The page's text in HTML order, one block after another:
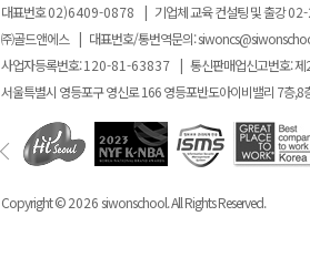
대표번호02)6409-0878 | 기업체 교육 컨설팅 및 출강
㈜골드앤에스 | 대표번호/통번역문의:
사업자등록번호:120-81-63837 | 통신판매업신고번호: 제
서울특별시 영등포구 영신로 166 영등포반도아이비밸리 7층,8
Copyright ©2026siwonschool. All Rights Reserved.